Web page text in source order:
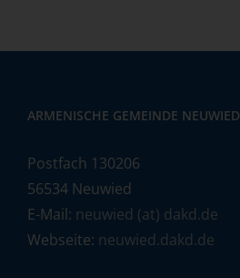
ARMENISCHE GEMEINDE NEUWIED
Postfach 130206
56534 Neuwied
E-Mail: neuwied (at) dakd.de
Webseite: neuwied.dakd.de